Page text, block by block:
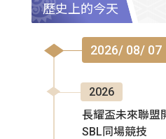
歷史上的今天
2026/ 08/ 07
2026
長耀盃未來聯盟
SBL同場競技